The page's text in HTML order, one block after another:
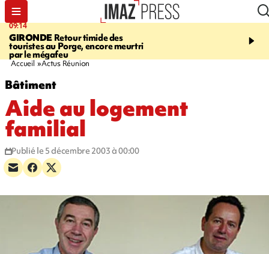
09:14
GIRONDE Retour timide des
touristes au Porge, encore meurtri
par le mégafeu
13:09
Des
font cinq morts en
Accueil Actus Réunion
Bâtiment
Aide au logement
familial
Publié le 5 décembre 2003 à 00:00